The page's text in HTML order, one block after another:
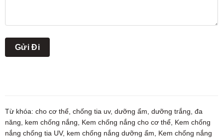
Từ khóa: cho cơ thể chống tia uv, dưỡng ẩm dưỡng trắng đa
năng
kem chống nắng Kem chống nắng cho cơ thể Kem chống
nắng chống tia UV, kem chống nắng dưỡng ẩm
Kem chống nắng